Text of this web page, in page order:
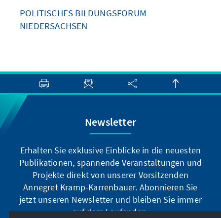
POLITISCHES BILDUNGSFORUM
NIEDERSACHSEN
Newsletter
Erhalten Sie exklusive Einblicke in die neuesten
Publikationen, spannende Veranstaltungen und
Projekte direkt von unserer Vorsitzenden
Annegret Kramp-Karrenbauer. Abonnieren Sie
jetzt unseren Newsletter und bleiben Sie immer
auf dem Laufenden.